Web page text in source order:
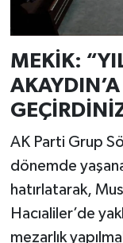
MEKİK:
AK Parti Grup
dönemde
hatırlatarak,
Hacıaliler’de
mezarlık